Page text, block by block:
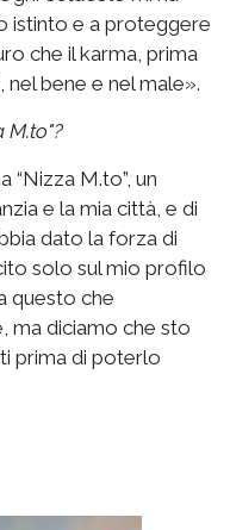
istinto e a proteggere
che il karma, prima
bene e nel male».
M.to"?
M.to”, un
e la mia città, e di
dato la forza di
solo sul mio profilo
questo che
ma diciamo che sto
prima di poterlo